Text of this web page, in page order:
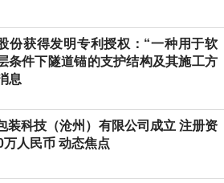
份获得发明专利授权：“一种用于软
条件下隧道锚的支护结构及其施工方
息
装科技（沧州）有限公司成立 注册资
万人民币 动态焦点